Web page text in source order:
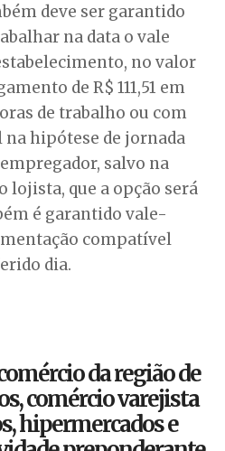
deve ser garantido
na data o vale
no valor
de R$ 111,51 em
de trabalho ou com
hipótese de jornada
salvo na
lojista, que a opção será
é garantido vale-
compatível
dia.
da região de
comércio varejista
hipermercados e